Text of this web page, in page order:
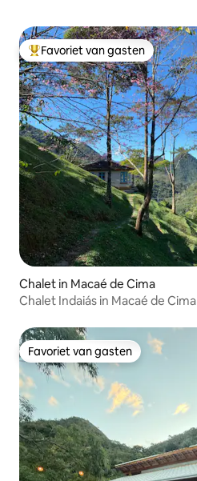
Topfavoriet van gasten
Favoriet van gasten
Chalet in Macaé de Cima
Chalet Indaiás in Macaé de Cima
Favoriet van gasten
Favoriet van gasten